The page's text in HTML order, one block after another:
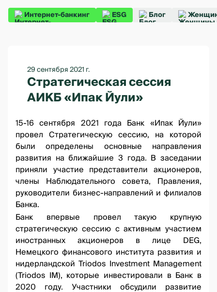
Интернет-банкинг ESG Блог
29 сентября 2021 г.
Стратегическая сессия
АИКБ «Ипак Йули»
15-16 сентября 2021 года Банк «Ипак Йули»
провел Стратегическую сессию, на которой
были определены основные направления
развития на ближайшие 3 года. В заседании
приняли участие представители акционеров,
члены Наблюдательного совета, Правления,
руководители бизнес-направлений и филиалов
Банка.
Банк впервые провел такую крупную
стратегическую сессию с активным участием
иностранных акционеров в лице DEG,
Немецкого финансового института развития и
нидерландской Triodos Investment Management
(Triodos IM), которые инвестировали в Банк в
2020 году. Участники обсудили развитие